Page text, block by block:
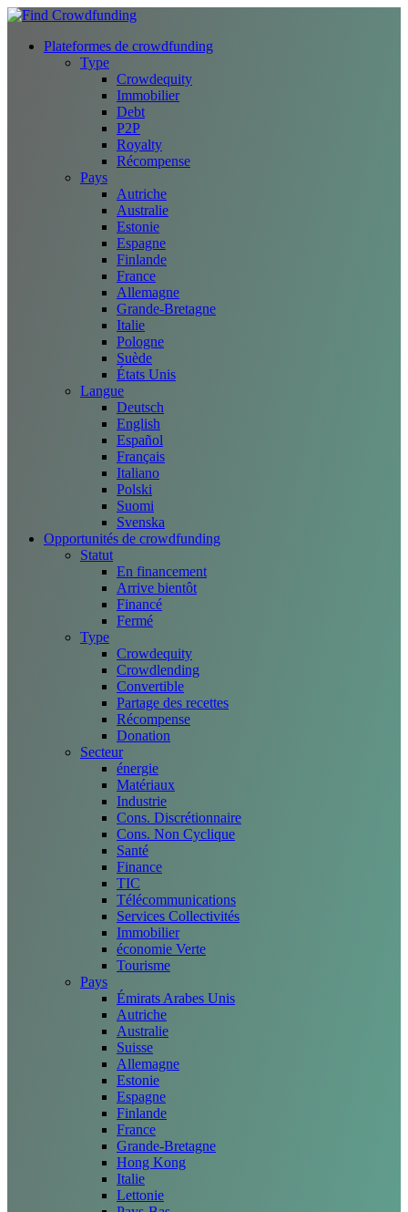
Plateformes de crowdfunding
Type
Crowdequity
Immobilier
Debt
P2P
Royalty
Récompense
Pays
Autriche
Australie
Estonie
Espagne
Finlande
France
Allemagne
Grande-Bretagne
Italie
Pologne
Suède
États Unis
Langue
Deutsch
English
Español
Français
Italiano
Polski
Suomi
Svenska
Opportunités de crowdfunding
Statut
En financement
Arrive bientôt
Financé
Fermé
Type
Crowdequity
Crowdlending
Convertible
Partage des recettes
Récompense
Donation
Secteur
énergie
Matériaux
Industrie
Cons. Discrétionnaire
Cons. Non Cyclique
Santé
Finance
TIC
Télécommunications
Services Collectivités
Immobilier
économie Verte
Tourisme
Pays
Émirats Arabes Unis
Autriche
Australie
Suisse
Allemagne
Estonie
Espagne
Finlande
France
Grande-Bretagne
Hong Kong
Italie
Lettonie